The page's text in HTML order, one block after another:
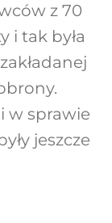
z 70
i tak była
w sprawie
jeszcze